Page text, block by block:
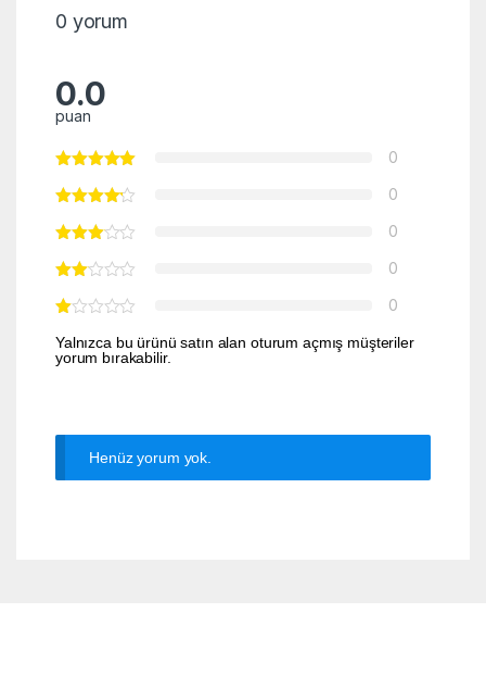
0 yorum
0.0
puan
0
0
0
0
0
Yalnızca bu ürünü satın alan oturum açmış müşteriler
yorum bırakabilir.
Henüz yorum yok.